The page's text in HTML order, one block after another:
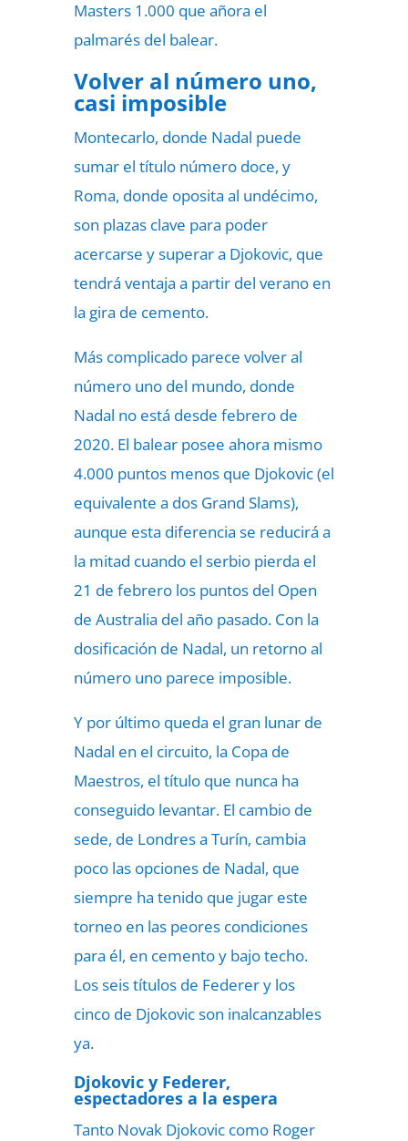
Masters 1.000 que añora el
palmarés del balear.
Volver al número uno,
casi imposible
Montecarlo, donde Nadal puede
sumar el título número doce, y
Roma, donde oposita al undécimo,
son plazas clave para poder
acercarse y superar a Djokovic, que
tendrá ventaja a partir del verano en
la gira de cemento.
Más complicado parece volver al
número uno del mundo, donde
Nadal no está desde febrero de
2020. El balear posee ahora mismo
4.000 puntos menos que Djokovic (el
equivalente a dos Grand Slams),
aunque esta diferencia se reducirá a
la mitad cuando el serbio pierda el
21 de febrero los puntos del Open
de Australia del año pasado. Con la
dosificación de Nadal, un retorno al
número uno parece imposible.
Y por último queda el gran lunar de
Nadal en el circuito, la Copa de
Maestros, el título que nunca ha
conseguido levantar. El cambio de
sede, de Londres a Turín, cambia
poco las opciones de Nadal, que
siempre ha tenido que jugar este
torneo en las peores condiciones
para él, en cemento y bajo techo.
Los seis títulos de Federer y los
cinco de Djokovic son inalcanzables
ya.
Djokovic y Federer,
espectadores a la espera
Tanto Novak Djokovic como Roger